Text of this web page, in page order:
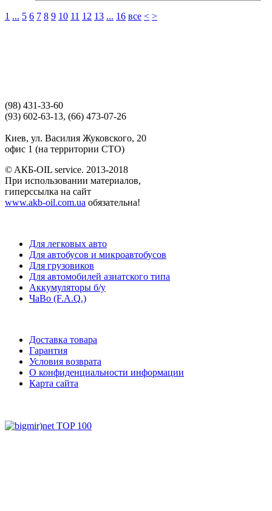
1 ... 5 6 7 8 9 10 11 12 13 ... 16 все < >
(98) 431-33-60
(93) 602-63-13, (66) 473-07-26
Киев, ул. Василия Жуковского, 20
офис 1 (на территории СТО)
© AКБ-OIL service. 2013-2018
При использовании материалов,
гиперссылка на сайт
www.akb-oil.com.ua обязательна!
Для легковых авто
Для автобусов и микроавтобусов
Для грузовиков
Для автомобилей азиатского типа
Аккумуляторы б/у
ЧаВо (F.A.Q.)
Доставка товара
Гарантия
Условия возврата
О конфиденциальности информации
Карта сайта